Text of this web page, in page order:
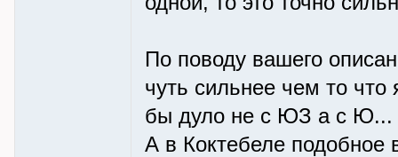
По поводу вашего
чуть сильнее чем то
бы дуло не с ЮЗ а с Ю...
А в Коктебеле